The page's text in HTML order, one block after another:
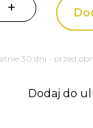
+
30 dni - przed
Dodaj do